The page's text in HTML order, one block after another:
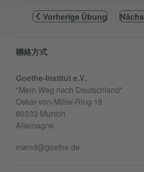
Vorherige Übung
Information and services
聯絡方式
Goethe-Institut e.V.
"Mein Weg nach Deutschland"
Oskar-von-Miller-Ring 18
80333 Munich
Allemagne
mwnd@goethe.de